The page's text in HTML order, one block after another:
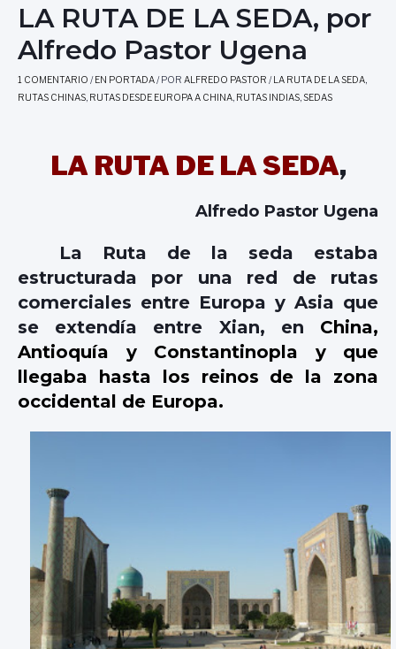
LA RUTA DE LA SEDA, por
Alfredo Pastor Ugena
1 COMENTARIO /EN PORTADA/ POR ALFREDO PASTOR /LA RUTA DE LA SEDA
RUTAS CHINAS RUTAS DESDE EUROPA A CHINA RUTAS INDIAS SEDAS
LA RUTA DE LA SEDA,
Alfredo Pastor Ugena
La Ruta de la seda estaba
estructurada por una red de rutas
comerciales entre Europa y Asia que
se extendía entre Xian, en China,
Antioquía y Constantinopla y que
llegaba hasta los reinos de la zona
occidental de Europa.